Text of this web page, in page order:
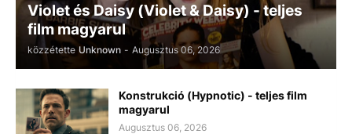
Violet és Daisy (Violet & Daisy) - teljes
film magyarul
közzétette Unknown - Augusztus 06, 2026
Konstrukció (Hypnotic) - teljes film
magyarul
Augusztus 06, 2026